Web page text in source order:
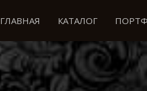
ГЛАВНАЯ КАТАЛОГ